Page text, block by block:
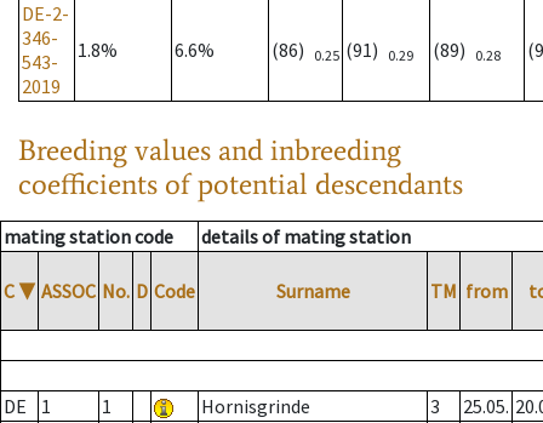
DE-2-
346-
543-
2019
1.8% 6.6% (86) 0.25 (91) 0.29 (89) 0.28
Breeding values and inbreeding
coefficients of potential descendants
mating station code details of mating station
C ▼ ASSOC No. D Code Surname TM from
DE 1 1 Hornisgrinde 3 25.05.